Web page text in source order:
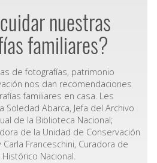
nuestras
familiares?
de fotografías, patrimonio
nos dan recomendaciones
familiares en casa. Les
Soledad Abarca, Jefa del Archivo
de la Biblioteca Nacional;
de la Unidad de Conservación
Franceschini, Curadora de
Nacional.